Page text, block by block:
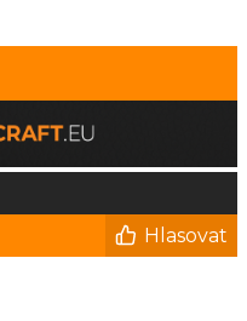
Hlasovat